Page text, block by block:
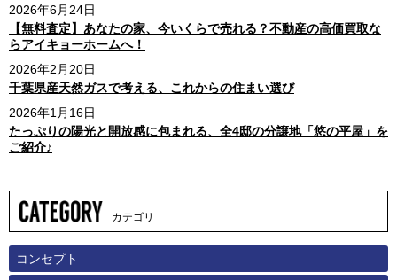
2026年6月24日
【無料査定】あなたの家、今いくらで売れる？不動産の高価買取な
らアイキョーホームへ！
2026年2月20日
千葉県産天然ガスで考える、これからの住まい選び
2026年1月16日
たっぷりの陽光と開放感に包まれる、全4邸の分譲地「悠の平屋」を
ご紹介♪
カテゴリ
コンセプト